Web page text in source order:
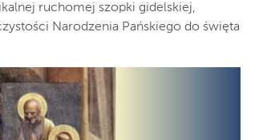
ruchomej szopki gidelskiej,
Narodzenia Pańskiego do święta